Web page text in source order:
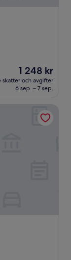
Priset
är
1 248 kr
1 248 kr
skatter och avgifter
6 sep. – 7 sep.